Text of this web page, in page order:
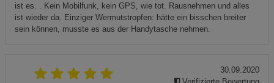
ist es. . Kein Mobilfunk, kein GPS, wie tot. Rausnehmen und alles
ist wieder da. Einziger Wermutstropfen: hätte ein bisschen breiter
sein können, musste es aus der Handytasche nehmen.
30.09.2020